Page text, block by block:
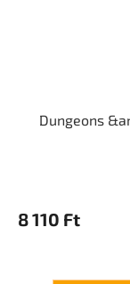
Dungeons
8 110 Ft